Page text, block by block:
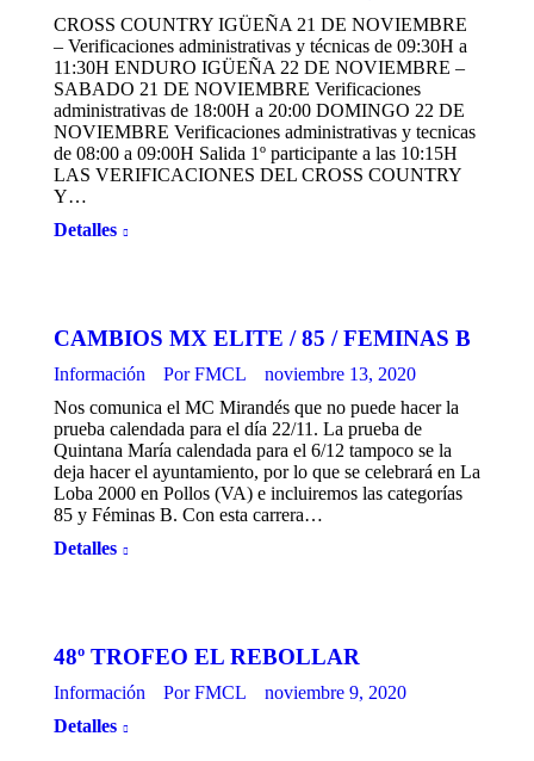
CROSS COUNTRY IGÜEÑA 21 DE NOVIEMBRE
– Verificaciones administrativas y técnicas de 09:30H a
11:30H ENDURO IGÜEÑA 22 DE NOVIEMBRE –
SABADO 21 DE NOVIEMBRE Verificaciones
administrativas de 18:00H a 20:00 DOMINGO 22 DE
NOVIEMBRE Verificaciones administrativas y tecnicas
de 08:00 a 09:00H Salida 1º participante a las 10:15H
LAS VERIFICACIONES DEL CROSS COUNTRY
Y…
Detalles
CAMBIOS MX ELITE / 85 / FEMINAS B
Información PorFMCL
noviembre 13, 2020
Nos comunica el MC Mirandés que no puede hacer la
prueba calendada para el día 22/11. La prueba de
Quintana María calendada para el 6/12 tampoco se la
deja hacer el ayuntamiento, por lo que se celebrará en La
Loba 2000 en Pollos (VA) e incluiremos las categorías
85 y Féminas B. Con esta carrera…
Detalles
48º TROFEO EL REBOLLAR
Información PorFMCL
noviembre 9, 2020
Detalles